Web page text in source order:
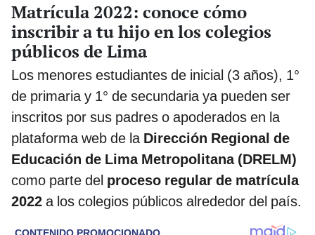
Matrícula 2022: conoce cómo
inscribir a tu hijo en los colegios
públicos de Lima
Los menores estudiantes de inicial (3 años), 1°
de primaria y 1° de secundaria ya pueden ser
inscritos por sus padres o apoderados en la
plataforma web de la Dirección Regional de
Educación de Lima Metropolitana (DRELM)
como parte del proceso regular de matrícula
2022 a los colegios públicos alrededor del país.